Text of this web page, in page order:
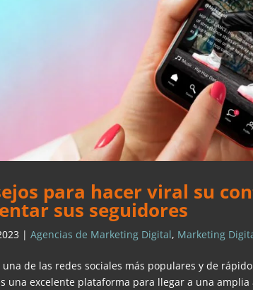
para hacer viral su
sus seguidores
|Agencias de Marketing Digital, Marketing
una de las redes sociales más populares y de
una excelente plataforma para llegar a una